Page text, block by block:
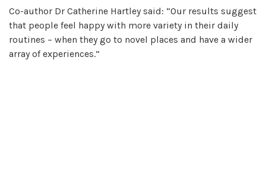
Co-author Dr Catherine Hartley said: “Our results suggest
that people feel happy with more variety in their daily
routines – when they go to novel places and have a wider
array of experiences.”